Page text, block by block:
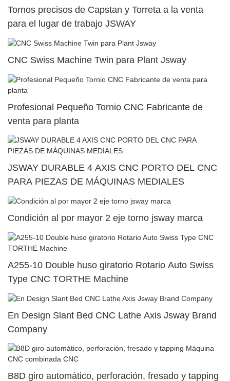
Tornos precisos de Capstan y Torreta a la venta
para el lugar de trabajo JSWAY
CNC Swiss Machine Twin para Plant Jsway
Profesional Pequeño Tornio CNC Fabricante de
venta para planta
JSWAY DURABLE 4 AXIS CNC PORTO DEL CNC
PARA PIEZAS DE MÁQUINAS MEDIALES
Condición al por mayor 2 eje torno jsway marca
A255-10 Double huso giratorio Rotario Auto Swiss
Type CNC TORTHE Machine
En Design Slant Bed CNC Lathe Axis Jsway Brand
Company
B8D giro automático, perforación, fresado y tapping